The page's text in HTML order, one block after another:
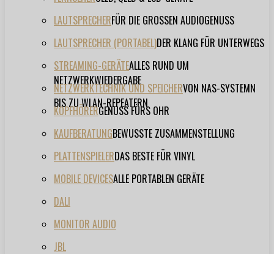
LAUTSPRECHERFÜR DIE GROSSEN AUDIOGENUSS
LAUTSPRECHER (PORTABEL)DER KLANG FÜR UNTERWEGS
STREAMING-GERÄTEALLES RUND UM
NETZWERKWIEDERGABE
NETZWERKTECHNIK UND SPEICHERVON NAS-SYSTEMN
BIS ZU WLAN-REPEATERN
KOPFHÖRERGENUSS FÜRS OHR
KAUFBERATUNGBEWUSSTE ZUSAMMENSTELLUNG
PLATTENSPIELERDAS BESTE FÜR VINYL
MOBILE DEVICESALLE PORTABLEN GERÄTE
DALI
MONITOR AUDIO
JBL